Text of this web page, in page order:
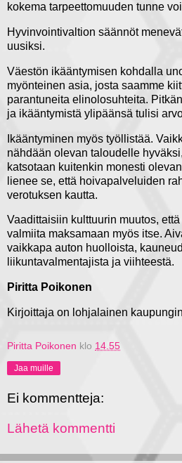
kokema tarpeettomuuden tunne
Hyvinvointivaltion säännöt
uusiksi.
Väestön ikääntymisen kohdalla
myönteinen asia, josta saamme
parantuneita elinolosuhteita.
ja ikääntymistä ylipäänsä tulisi
Ikääntyminen myös työllistää.
nähdään olevan taloudelle
katsotaan kuitenkin monesti
lienee se, että hoivapalveluiden
verotuksen kautta.
Vaadittaisiin kulttuurin muutos,
valmiita maksamaan myös itse.
vaikkapa auton huolloista,
liikuntavalmentajista ja viihteestä.
Piritta Poikonen
Kirjoittaja on lohjalainen
Piritta Poikonen klo 14.55
Jaa muille
Ei kommentteja:
Lähetä kommentti